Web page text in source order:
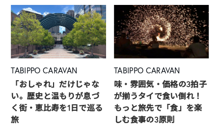
TABIPPO CARAVAN
「おしゃれ」だけじゃな
い。歴史と温もりが息づ
く街・恵比寿を1日で巡る
旅
TABIPPO CARAVAN
味・雰囲気・価格の3拍子
が揃うタイで食い倒れ！
もっと旅先で「食」を楽
しむ食事の3原則